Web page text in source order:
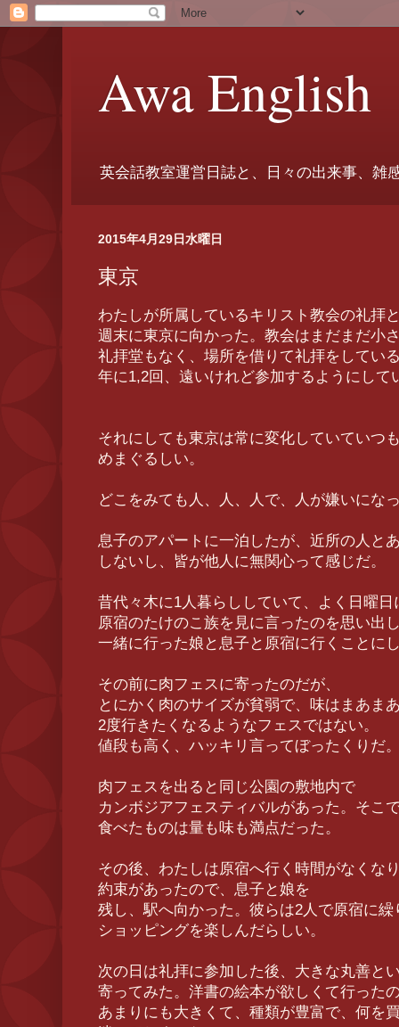
Awa English
英会話教室運営日誌と、日々の出来事、雑
2015年4月29日水曜日
東京
わたしが所属しているキリスト教会の礼拝
週末に東京に向かった。教会はまだまだ小
礼拝堂もなく、場所を借りて礼拝をしてい
年に1,2回、遠いけれど参加するようにして
それにしても東京は常に変化していていつ
めまぐるしい。
どこをみても人、人、人で、人が嫌いにな
息子のアパートに一泊したが、近所の人と
しないし、皆が他人に無関心って感じだ。
昔代々木に1人暮らししていて、よく日曜日
原宿のたけのこ族を見に言ったのを思い出
一緒に行った娘と息子と原宿に行くことに
その前に肉フェスに寄ったのだが、
とにかく肉のサイズが貧弱で、味はまあま
2度行きたくなるようなフェスではない。
値段も高く、ハッキリ言ってぼったくりだ
肉フェスを出ると同じ公園の敷地内で
カンボジアフェスティバルがあった。そこ
食べたものは量も味も満点だった。
その後、わたしは原宿へ行く時間がなくな
約束があったので、息子と娘を
残し、駅へ向かった。彼らは2人で原宿に繰
ショッピングを楽しんだらしい。
次の日は礼拝に参加した後、大きな丸善と
寄ってみた。洋書の絵本が欲しくて行った
あまりにも大きくて、種類が豊富で、何を